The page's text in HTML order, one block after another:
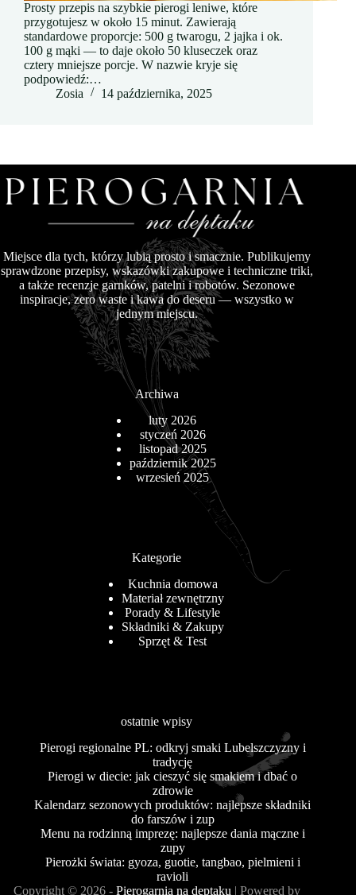
Prosty przepis na szybkie pierogi leniwe, które
przygotujesz w około 15 minut. Zawierają
standardowe proporcje: 500 g twarogu, 2 jajka i ok.
100 g mąki — to daje około 50 kluseczek oraz
cztery mniejsze porcje. W nazwie kryje się
podpowiedź:…
Zosia
14 października, 2025
Miejsce dla tych, którzy lubią prosto i smacznie. Publikujemy
sprawdzone przepisy, wskazówki zakupowe i techniczne triki,
a także recenzje garnków, patelni i robotów. Sezonowe
inspiracje, zero waste i kawa do deseru — wszystko w
jednym miejscu.
Archiwa
luty 2026
styczeń 2026
listopad 2025
październik 2025
wrzesień 2025
Kategorie
Kuchnia domowa
Materiał zewnętrzny
Porady & Lifestyle
Składniki & Zakupy
Sprzęt & Test
ostatnie wpisy
Pierogi regionalne PL: odkryj smaki Lubelszczyzny i
tradycję
Pierogi w diecie: jak cieszyć się smakiem i dbać o
zdrowie
Kalendarz sezonowych produktów: najlepsze składniki
do farszów i zup
Menu na rodzinną imprezę: najlepsze dania mączne i
zupy
Pierożki świata: gyoza, guotie, tangbao, pielmieni i
ravioli
Copyright © 2026 - Pierogarnia na deptaku | Powered by